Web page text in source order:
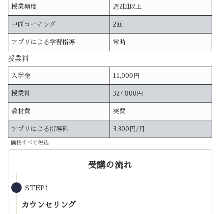
授業頻度 週2回以上
中間コーチング 2回
アプリによる学習指導 常時
授業料
入学金 11,000円
授業料 327,800円
教材費 実費
アプリによる指導料 3,300円/月
価格すべて税込
受講の流れ
STEP1
カウンセリング